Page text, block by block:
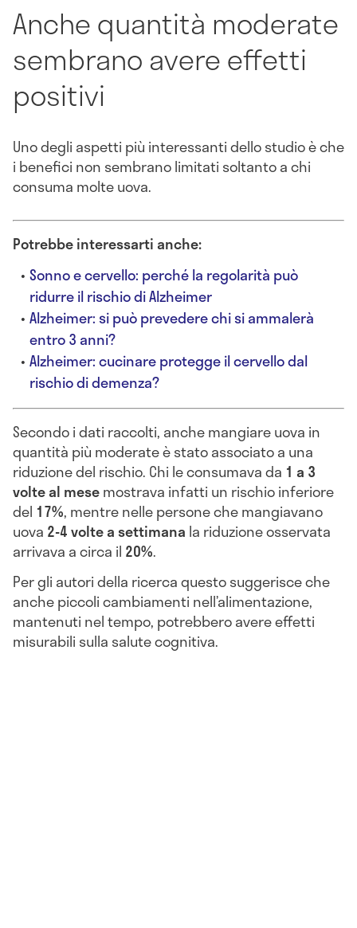
Anche quantità moderate
sembrano avere effetti
positivi
Uno degli aspetti più interessanti dello studio è che
i benefici non sembrano limitati soltanto a chi
consuma molte uova.
Potrebbe interessarti anche:
Sonno e cervello: perché la regolarità può
ridurre il rischio di Alzheimer
Alzheimer: si può prevedere chi si ammalerà
entro 3 anni?
Alzheimer: cucinare protegge il cervello dal
rischio di demenza?
Secondo i dati raccolti, anche mangiare uova in
quantità più moderate è stato associato a una
riduzione del rischio. Chi le consumava da 1 a 3
volte al mesemostrava infatti un rischio inferiore
del 17%, mentre nelle persone che mangiavano
uova 2-4 volte a settimana la riduzione osservata
arrivava a circa il 20%.
Per gli autori della ricerca questo suggerisce che
anche piccoli cambiamenti nell’alimentazione,
mantenuti nel tempo, potrebbero avere effetti
misurabili sulla salute cognitiva.